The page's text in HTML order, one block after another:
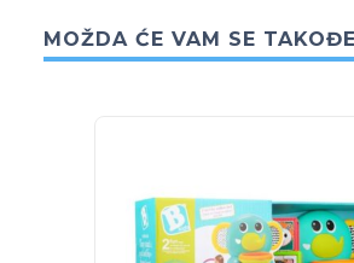
MOŽDA ĆE VAM SE